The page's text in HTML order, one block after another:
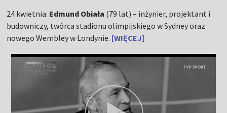
24 kwietnia: Edmund Obiała (79 lat) – inżynier, projektant i
budowniczy, twórca stadionu olimpijskiego w Sydney oraz
nowego Wembley w Londynie. [WIĘCEJ]